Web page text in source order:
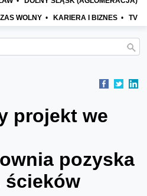
WOLNY • KARIERA I BIZNES • TV
projekt we
pozyska
ścieków